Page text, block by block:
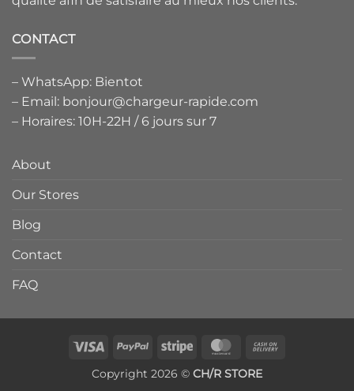
CONTACT
– WhatsApp: Bientot
– Email: bonjour@chargeur-rapide.com
– Horaires: 10H-22H / 6 jours sur 7
About
Our Stores
Blog
Contact
FAQ
Visa PayPal Stripe MasterCard
Copyright 2026 © CH/R STORE